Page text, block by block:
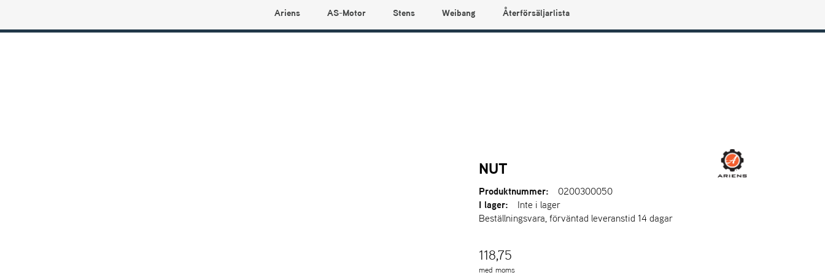
Ariens AS-Motor Stens Weibang Återförsäljarlista
NUT
Produktnummer:
0200300050
I lager:
Inte i lager
Beställningsvara, förväntad leveranstid 14 dagar
118,75
med moms